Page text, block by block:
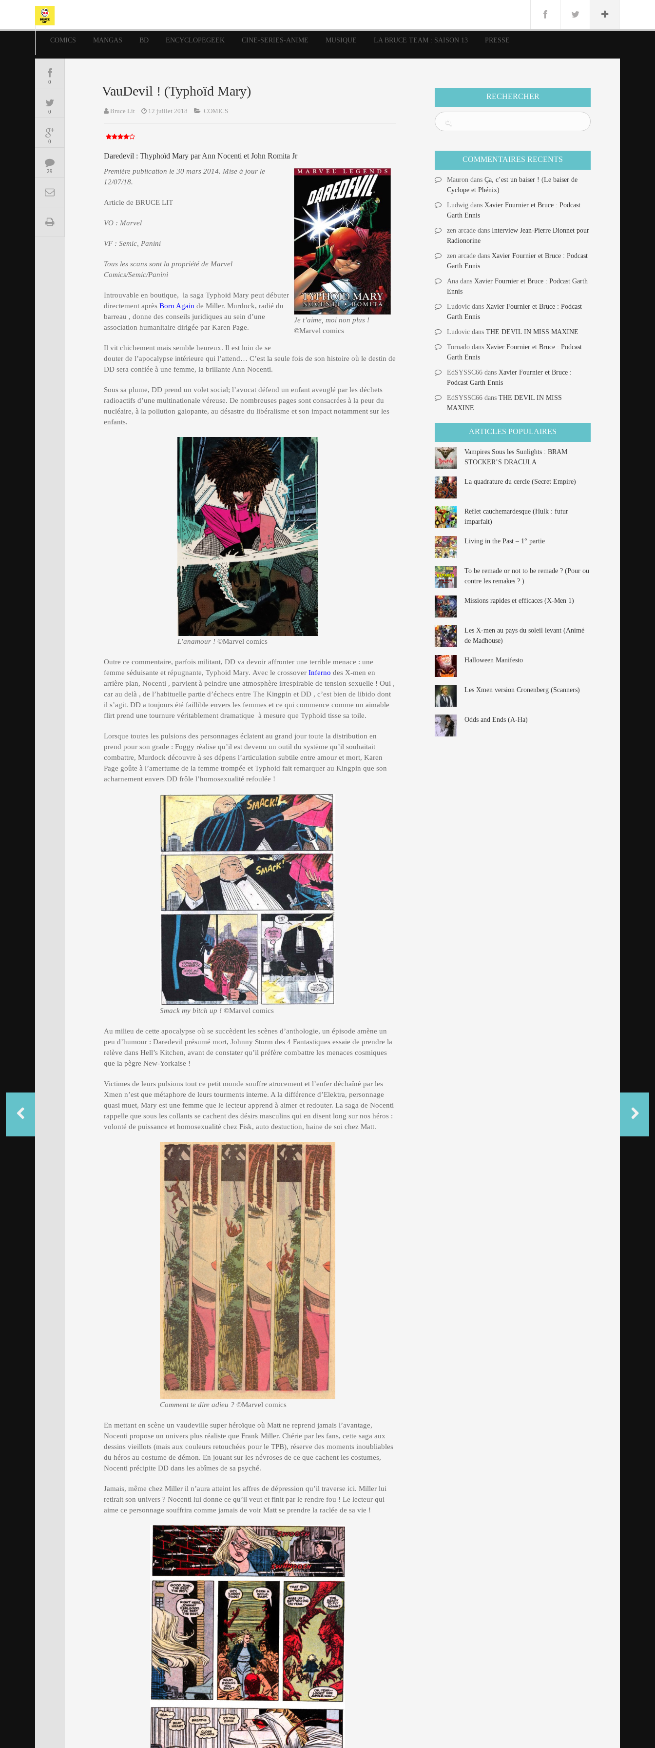
COMICS MANGAS BD ENCYCLOPEGEEK CINE-SERIES-ANIME MUSIQUE LA BRUCE TEAM : SAISON 13 PRESSE
0
0
0
29
VauDevil ! (Typhoïd Mary)
Bruce Lit 12 juillet 2018 COMICS
Daredevil : Thyphoïd Mary par Ann Nocenti et John Romita Jr
Je t’aime, moi non plus !
©Marvel comics
Première publication le 30 mars 2014. Mise à jour le
12/07/18.
Article de BRUCE LIT
VO : Marvel
VF : Semic, Panini
Tous les scans sont la propriété de Marvel
Comics/Semic/Panini
Introuvable en boutique, la saga Typhoid Mary peut débuter
directement après Born Again de Miller. Murdock, radié du
barreau , donne des conseils juridiques au sein d’une
association humanitaire dirigée par Karen Page.
Il vit chichement mais semble heureux. Il est loin de se
douter de l’apocalypse intérieure qui l’attend… C’est la seule fois de son histoire où le destin de
DD sera confiée à une femme, la brillante Ann Nocenti.
Sous sa plume, DD prend un volet social; l’avocat défend un enfant aveuglé par les déchets
radioactifs d’une multinationale véreuse. De nombreuses pages sont consacrées à la peur du
nucléaire, à la pollution galopante, au désastre du libéralisme et son impact notamment sur les
enfants.
L’anamour !©Marvel comics
Outre ce commentaire, parfois militant, DD va devoir affronter une terrible menace : une
femme séduisante et répugnante, Typhoid Mary. Avec le crossover Inferno des X-men en
arrière plan, Nocenti , parvient à peindre une atmosphère irrespirable de tension sexuelle ! Oui ,
car au delà , de l’habituelle partie d’échecs entre The Kingpin et DD , c’est bien de libido dont
il s’agit. DD a toujours été faillible envers les femmes et ce qui commence comme un aimable
flirt prend une tournure véritablement dramatique à mesure que Typhoid tisse sa toile.
Lorsque toutes les pulsions des personnages éclatent au grand jour toute la distribution en
prend pour son grade : Foggy réalise qu’il est devenu un outil du système qu’il souhaitait
combattre, Murdock découvre à ses dépens l’articulation subtile entre amour et mort, Karen
Page goûte à l’amertume de la femme trompée et Typhoid fait remarquer au Kingpin que son
acharnement envers DD frôle l’homosexualité refoulée !
Smack my bitch up !©Marvel comics
Au milieu de cette apocalypse où se succèdent les scènes d’anthologie, un épisode amène un
peu d’humour : Daredevil présumé mort, Johnny Storm des 4 Fantastiques essaie de prendre la
relève dans Hell’s Kitchen, avant de constater qu’il préfère combattre les menaces cosmiques
que la pègre New-Yorkaise !
Victimes de leurs pulsions tout ce petit monde souffre atrocement et l’enfer déchaîné par les
Xmen n’est que métaphore de leurs tourments interne. A la différence d’Elektra, personnage
quasi muet, Mary est une femme que le lecteur apprend à aimer et redouter. La saga de Nocenti
rappelle que sous les collants se cachent des désirs masculins qui en disent long sur nos héros :
volonté de puissance et homosexualité chez Fisk, auto destuction, haine de soi chez Matt.
Comment te dire adieu ?©Marvel comics
En mettant en scène un vaudeville super héroïque où Matt ne reprend jamais l’avantage,
Nocenti propose un univers plus réaliste que Frank Miller. Chérie par les fans, cette saga aux
dessins vieillots (mais aux couleurs retouchées pour le TPB), réserve des moments inoubliables
du héros au costume de démon. En jouant sur les névroses de ce que cachent les costumes,
Nocenti précipite DD dans les abîmes de sa psyché.
Jamais, même chez Miller il n’aura atteint les affres de dépression qu’il traverse ici. Miller lui
retirait son univers ? Nocenti lui donne ce qu’il veut et finit par le rendre fou ! Le lecteur qui
aime ce personnage souffrira comme jamais de voir Matt se prendre la raclée de sa vie !
RECHERCHER
COMMENTAIRES RECENTS
Mauron dansÇa, c’est un baiser ! (Le baiser de
Cyclope et Phénix)
Ludwig dansXavier Fournier et Bruce : Podcast
Garth Ennis
zen arcade dansInterview Jean-Pierre Dionnet pour
Radionorine
zen arcade dansXavier Fournier et Bruce : Podcast
Garth Ennis
Ana dansXavier Fournier et Bruce : Podcast Garth
Ennis
Ludovic dansXavier Fournier et Bruce : Podcast
Garth Ennis
Ludovic dansTHE DEVIL IN MISS MAXINE
Tornado dansXavier Fournier et Bruce : Podcast
Garth Ennis
EdSYSSC66 dansXavier Fournier et Bruce :
Podcast Garth Ennis
EdSYSSC66 dansTHE DEVIL IN MISS
MAXINE
ARTICLES POPULAIRES
Vampires Sous les Sunlights : BRAM
STOCKER’S DRACULA
La quadrature du cercle (Secret Empire)
Reflet cauchemardesque (Hulk : futur
imparfait)
Living in the Past – 1° partie
To be remade or not to be remade ? (Pour ou
contre les remakes ? )
Missions rapides et efficaces (X-Men 1)
Les X-men au pays du soleil levant (Animé
de Madhouse)
Halloween Manifesto
Les Xmen version Cronenberg (Scanners)
Odds and Ends (A-Ha)
Mangas Marvel Mattie boy Musique
Panini Présence
Punisher Rock Semic Special Guest Spidey Superman